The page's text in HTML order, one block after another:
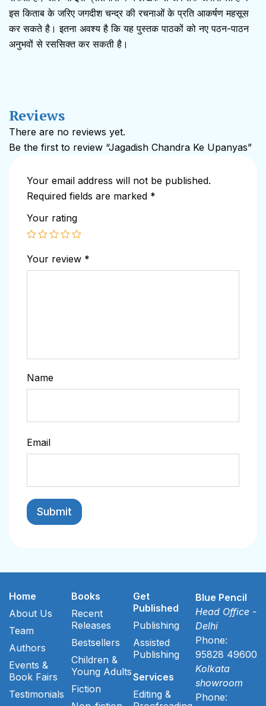
इस किताब के जरिए जगदीश चन्द्र की रचनाओं के प्रति आकर्षण महसूस
कर सकते है। इतना अवश्य है कि यह पुस्तक पाठकों को नए पठन-पाठन
अनुभवों से रससिक्त कर सकती है।
Reviews
There are no reviews yet.
Be the first to review “Jagadish Chandra Ke Upanyas”
Your email address will not be published.
Required fields are marked *
Your rating
Your review *
Name
Email
Home
About Us
Team
Authors
Events &
Book Fairs
Testimonials
Books
Recent
Releases
Bestsellers
Children &
Young Adults
Fiction
Get
Published
Publishing
Assisted
Publishing
Services
Editing &
Blue Pencil
Head Office -
Delhi
Phone:
95828 49600
Kolkata
showroom
Phone: